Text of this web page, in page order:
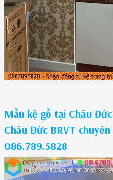
Mẫu kệ gỗ tại Châu
Châu Đức BRVT
086.789.5828